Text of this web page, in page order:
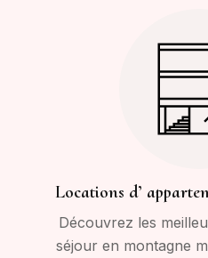
Locations d’
Découvrez les
séjour en montagne